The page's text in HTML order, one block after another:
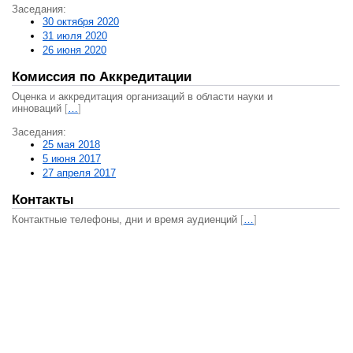
Заседания:
30 октября 2020
31 июля 2020
26 июня 2020
Комиссия по Аккредитации
Оценка и аккредитация организаций в области науки и
инноваций […]
Заседания:
25 мая 2018
5 июня 2017
27 апреля 2017
Контакты
Контактные телефоны, дни и время аудиенций […]